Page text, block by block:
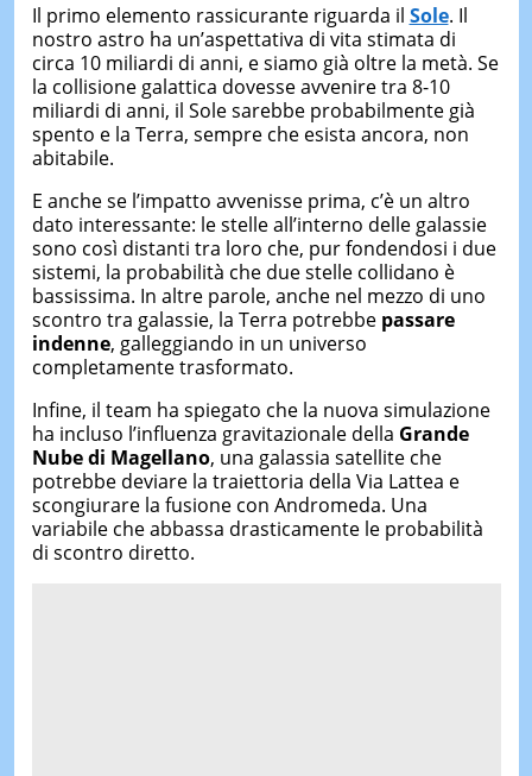
Il primo elemento rassicurante riguarda il Sole. Il
nostro astro ha un’aspettativa di vita stimata di
circa 10 miliardi di anni, e siamo già oltre la metà. Se
la collisione galattica dovesse avvenire tra 8-10
miliardi di anni, il Sole sarebbe probabilmente già
spento e la Terra, sempre che esista ancora, non
abitabile.
E anche se l’impatto avvenisse prima, c’è un altro
dato interessante: le stelle all’interno delle galassie
sono così distanti tra loro che, pur fondendosi i due
sistemi, la probabilità che due stelle collidano è
bassissima. In altre parole, anche nel mezzo di uno
scontro tra galassie, la Terra potrebbe passare
indenne, galleggiando in un universo
completamente trasformato.
Infine, il team ha spiegato che la nuova simulazione
ha incluso l’influenza gravitazionale della Grande
Nube di Magellano, una galassia satellite che
potrebbe deviare la traiettoria della Via Lattea e
scongiurare la fusione con Andromeda. Una
variabile che abbassa drasticamente le probabilità
di scontro diretto.